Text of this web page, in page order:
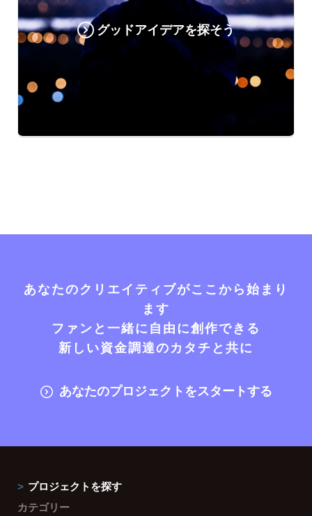
グッドアイデアを探そう
あなたのクリエイティブがここから始まり
ます
ファンと一緒に自由に創作できる
新しい資金調達のカタチと共に
あなたのプロジェクトをスタートする
プロジェクトを探す
カテゴリー